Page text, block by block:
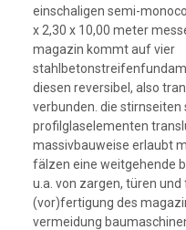
einschaligen semi-
x 2,30 x 10,00 meter
magazin kommt auf vier
diesen reversibel, also
verbunden. die stirnseiten
profilglaselementen
massivbauweise erlaubt
fälzen eine weitgehende
u.a. von zargen, türen
(vor)fertigung des
vermeidung